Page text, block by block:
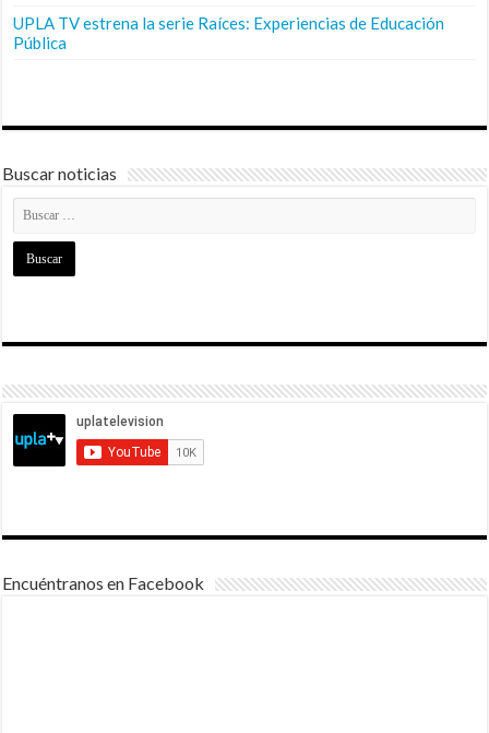
UPLA TV estrena la serie Raíces: Experiencias de Educación
Pública
Buscar noticias
Encuéntranos en Facebook